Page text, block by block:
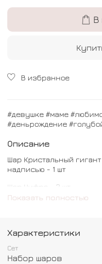
В
В избранное
#девушке #маме
#деньрождение
Описание
Шар Кристальный
надписью - 1 шт
Шар Цифра - 2 шт
Показать полностью
Характеристики
Сет
Набор шаров